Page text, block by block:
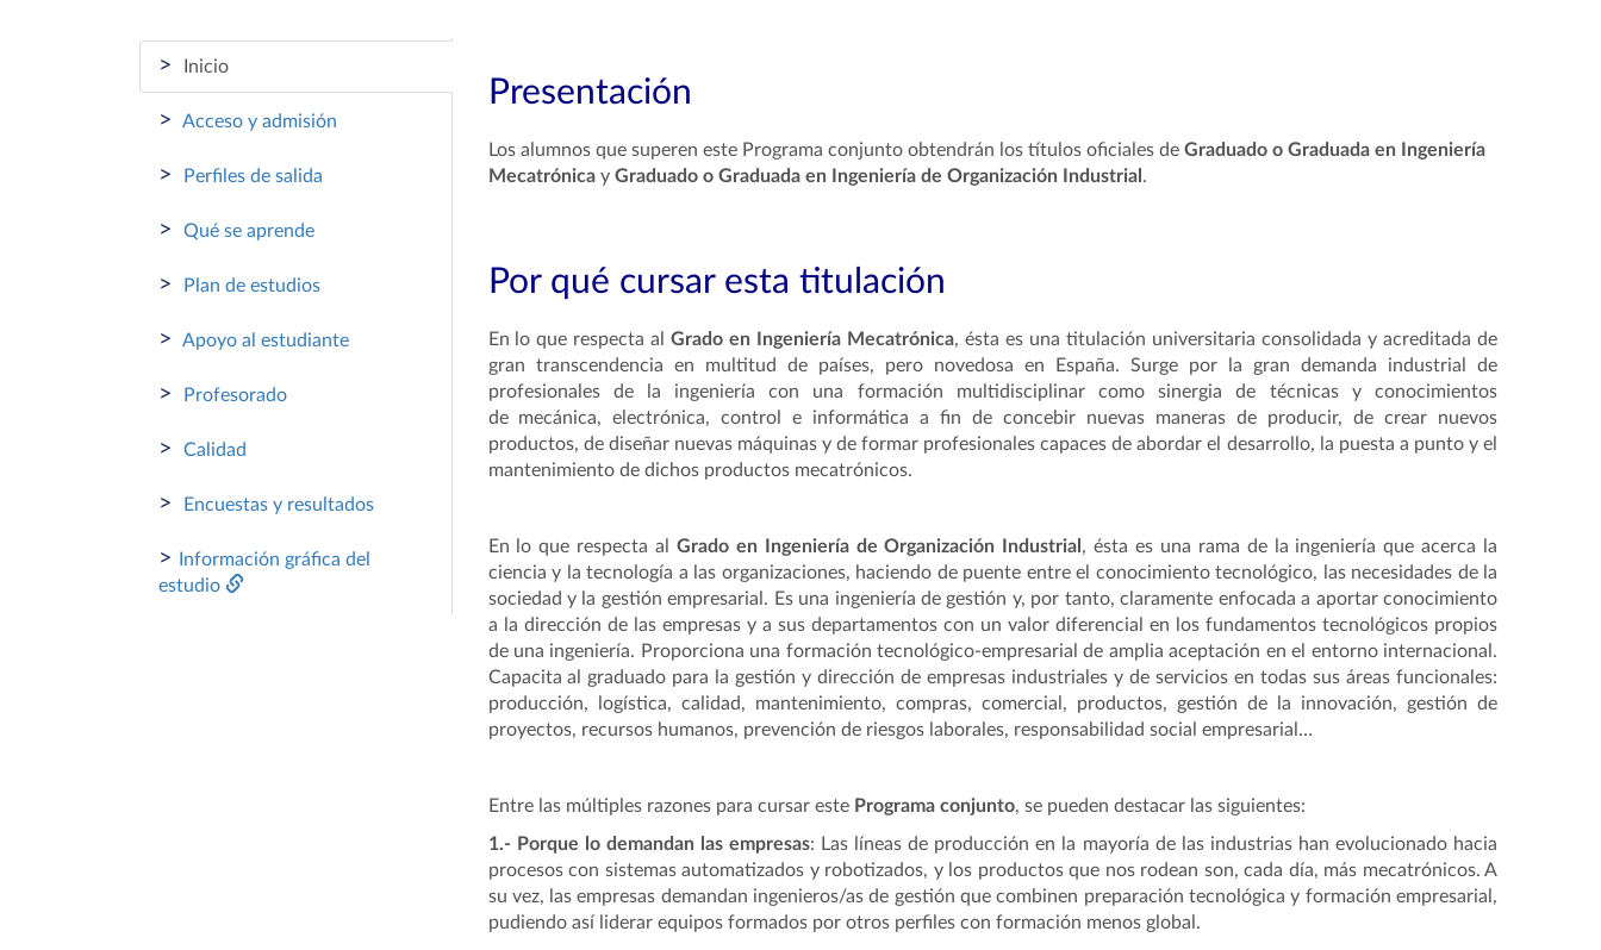
> Inicio
> Acceso y admisión
> Perfiles de salida
> Qué se aprende
> Plan de estudios
> Apoyo al estudiante
> Profesorado
> Calidad
> Encuestas y resultados
>
Información gráfica del
estudio
Presentación
Los alumnos que superen este Programa conjunto obtendrán los títulos oficiales de Graduado o Graduada en Ingeniería
Mecatrónicay Graduado o Graduada en Ingeniería de Organización Industrial .
Por qué cursar esta titulación
En lo que respecta al Grado en Ingeniería Mecatrónica, ésta es una titulación universitaria consolidada y acreditada de
gran transcendencia en multitud de países, pero novedosa en España. Surge por la gran demanda industrial de
profesionales de la ingeniería con una formación multidisciplinar como sinergia de técnicas y conocimientos
de mecánica, electrónica, control e informática
a fin de concebir nuevas maneras de producir, de crear nuevos
productos, de diseñar nuevas máquinas y de formar profesionales capaces de abordar el desarrollo, la puesta a punto y el
mantenimiento de dichos productos mecatrónicos.
En lo que respecta al Grado en Ingeniería de Organización Industrial , ésta es una rama de la ingeniería que acerca la
ciencia y la tecnología a las organizaciones, haciendo de puente entre el conocimiento tecnológico, las necesidades de la
sociedad y la gestión empresarial. Es una ingeniería de gestión y, por tanto, claramente enfocada a aportar conocimiento
a la dirección de las empresas y a sus departamentos con un valor diferencial en los fundamentos tecnológicos propios
de una ingeniería. Proporciona una formación tecnológico-empresarial de amplia aceptación en el entorno internacional.
Capacita al graduado para la gestión y dirección de empresas industriales y de servicios en todas sus áreas funcionales:
producción, logística, calidad, mantenimiento, compras, comercial, productos, gestión de la innovación, gestión de
proyectos, recursos humanos, prevención de riesgos laborales, responsabilidad social empresarial…
Entre las múltiples razones para cursar este Programa conjunto, se pueden destacar las siguientes:
1.- Porque lo demandan las empresas: Las líneas de producción en la mayoría de las industrias han evolucionado hacia
procesos con sistemas automatizados y robotizados, y los productos que nos rodean son, cada día, más mecatrónicos. A
su vez, las empresas demandan ingenieros/as de gestión que combinen preparación tecnológica y formación empresarial,
pudiendo así liderar equipos formados por otros perfiles con formación menos global.